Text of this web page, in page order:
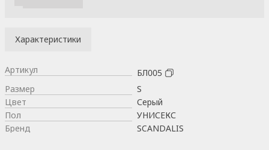
Характеристики
Артикул
БЛ005
Размер
S
Цвет
Серый
Пол
УНИСЕКС
Бренд
SCANDALIS